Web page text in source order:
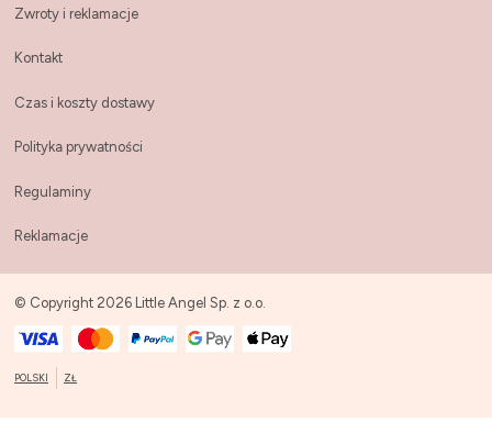
Zwroty i reklamacje
Kontakt
Czas i koszty dostawy
Polityka prywatności
Regulaminy
Reklamacje
© Copyright 2026 Little Angel Sp. z o.o.
POLSKI ZŁ